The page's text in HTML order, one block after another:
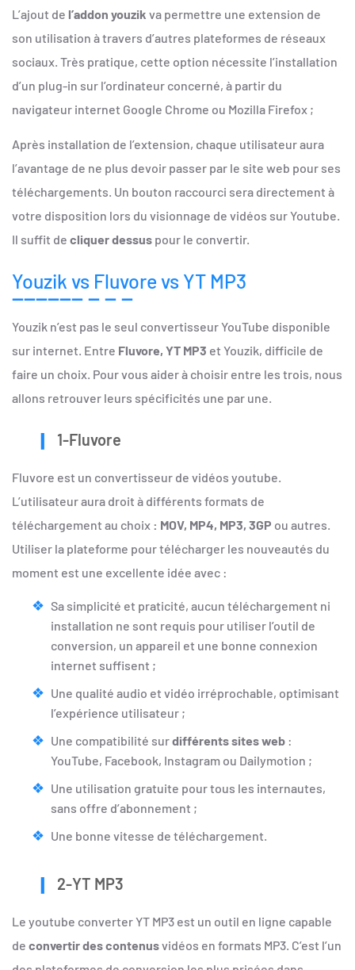
L’ajout de l’addon youzik va permettre une extension de
son utilisation à travers d’autres plateformes de réseaux
sociaux. Très pratique, cette option nécessite l’installation
d’un plug-in sur l’ordinateur concerné, à partir du
navigateur internet Google Chrome ou Mozilla Firefox ;
Après installation de l’extension, chaque utilisateur aura
l’avantage de ne plus devoir passer par le site web pour ses
téléchargements. Un bouton raccourci sera directement à
votre disposition lors du visionnage de vidéos sur Youtube.
Il suffit de cliquer dessus pour le convertir.
Youzik vs Fluvore vs YT MP3
Youzik n’est pas le seul convertisseur YouTube disponible
sur internet. Entre Fluvore, YT MP3 et Youzik, difficile de
faire un choix. Pour vous aider à choisir entre les trois, nous
allons retrouver leurs spécificités une par une.
1-Fluvore
Fluvore est un convertisseur de vidéos youtube.
L’utilisateur aura droit à différents formats de
téléchargement au choix : MOV, MP4, MP3, 3GP ou autres.
Utiliser la plateforme pour télécharger les nouveautés du
moment est une excellente idée avec :
Sa simplicité et praticité, aucun téléchargement ni
installation ne sont requis pour utiliser l’outil de
conversion, un appareil et une bonne connexion
internet suffisent ;
Une qualité audio et vidéo irréprochable, optimisant
l’expérience utilisateur ;
Une compatibilité surdifférents sites web :
YouTube, Facebook, Instagram ou Dailymotion ;
Une utilisation gratuite pour tous les internautes,
sans offre d’abonnement ;
Une bonne vitesse de téléchargement.
2-YT MP3
Le youtube converter YT MP3 est un outil en ligne capable
de convertir des contenusvidéos en formats MP3. C’est l’un